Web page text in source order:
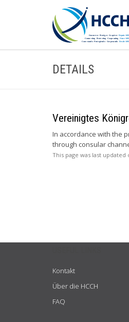
DETAILS
Vereinigtes
In accordance with the
through consular
This page was last updated
Kontakt
Über die HCCH
FAQ